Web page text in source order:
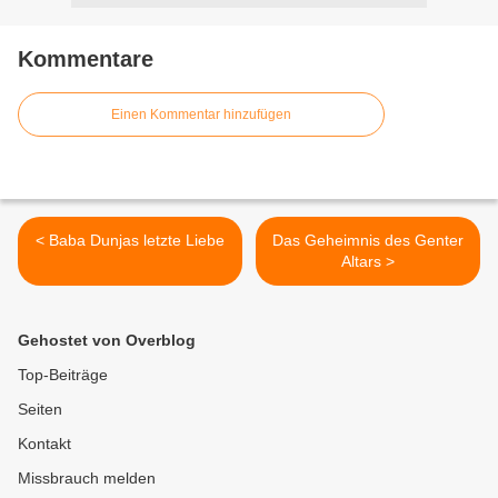
Kommentare
Einen Kommentar hinzufügen
< Baba Dunjas letzte Liebe
Das Geheimnis des Genter
Altars >
Gehostet von Overblog
Top-Beiträge
Seiten
Kontakt
Missbrauch melden